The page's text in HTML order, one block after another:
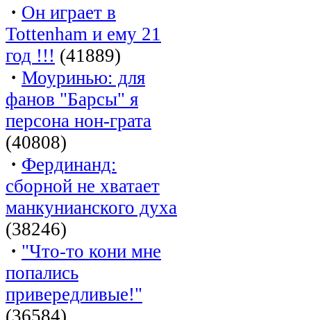
· Он играет в
Tottenham и ему 21
год !!! (41889)
· Моуринью: для
фанов "Барсы" я
персона нон-грата
(40808)
· Фердинанд:
сборной не хватает
манкунианского духа
(38246)
· "Что-то кони мне
попались
привередливые!"
(36584)